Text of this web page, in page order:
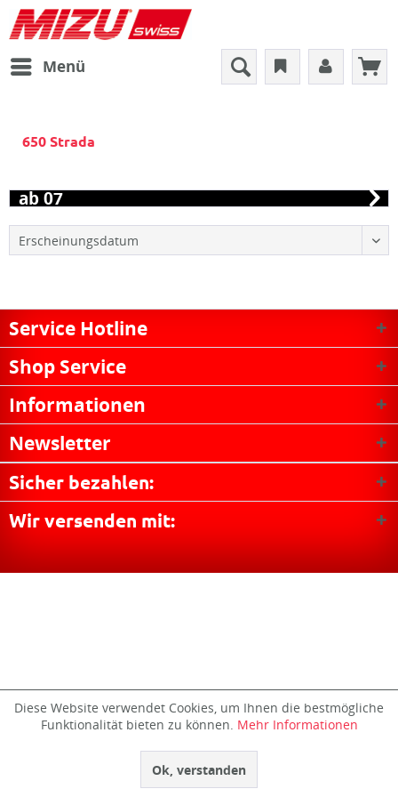
Menü
650 Strada
ab 07
Service Hotline
Shop Service
Informationen
Newsletter
Sicher bezahlen:
Wir versenden mit:
Diese Website verwendet Cookies, um Ihnen die bestmögliche
Funktionalität bieten zu können. Mehr Informationen
Ok, verstanden